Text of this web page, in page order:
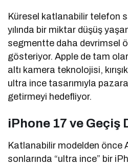
Küresel katlanabilir telefon
yılında bir miktar düşüş
segmentte daha devrimsel
gösteriyor. Apple de tam
altı kamera teknolojisi,
ultra ince tasarımıyla
getirmeyi hedefliyor.
iPhone 17 ve Geçiş
Katlanabilir modelden önce
sonlarında “ultra ince” bir